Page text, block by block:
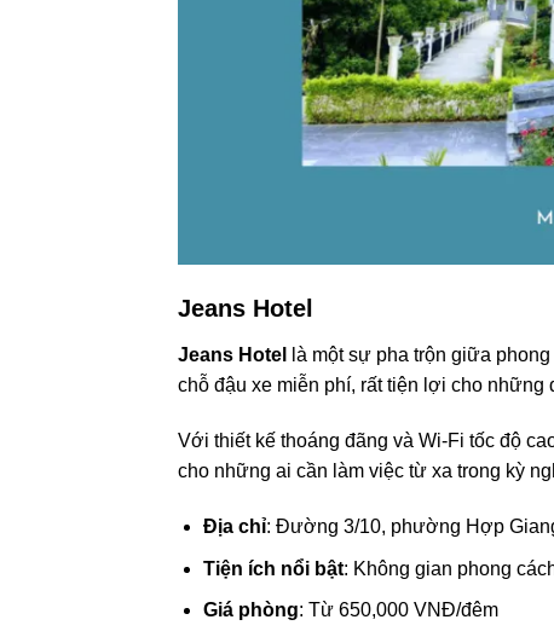
Jeans Hotel
Jeans Hotel
là một sự pha trộn giữa
chỗ đậu xe miễn phí, rất tiện lợi cho những
Với thiết kế thoáng đãng và Wi-Fi tốc độ
cho những ai cần làm việc từ xa trong kỳ
Địa chỉ: Đường 3/10, phường Hợp
Tiện ích nổi bật: Không gian phong
Giá phòng: Từ 650,000 VNĐ/đêm